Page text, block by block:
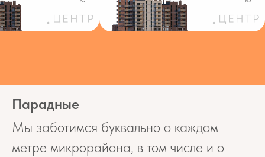
Парадные
Мы заботимся буквально о каждом
метре микрорайона, в том числе и о